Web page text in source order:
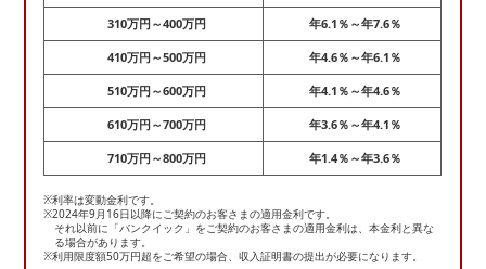
310万円～400万円 年6.1％～年7.6％
410万円～500万円 年4.6％～年6.1％
510万円～600万円 年4.1％～年4.6％
610万円～700万円 年3.6％～年4.1％
710万円～800万円 年1.4％～年3.6％
※利率は変動金利です。
※2024年9月16日以降にご契約のお客さまの適用金利です。
それ以前に「バンクイック」をご契約のお客さまの適用金利は、本金利と異な
る場合があります。
※利用限度額50万円超をご希望の場合、収入証明書の提出が必要になります。